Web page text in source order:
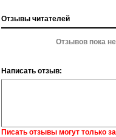
Отзывы читателей
Отзывов пока
Написать отзыв:
Писать отзывы могут только